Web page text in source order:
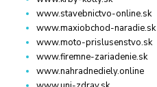
www.stavebnictvo-online.sk
www.maxiobchod-naradie.sk
www.moto-prislusenstvo.sk
www.firemne-zariadenie.sk
www.nahradnediely.online